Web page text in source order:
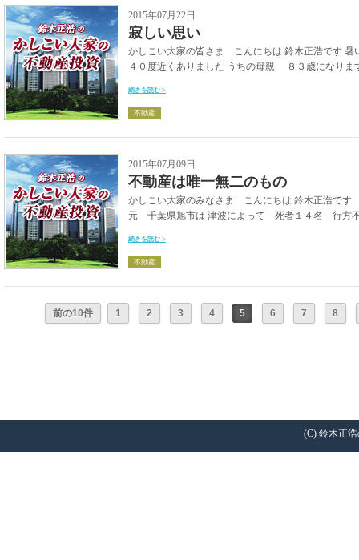
2015年07月22日
寂しい思い
かしこい大家の皆さま こんにちは 鈴木正浩です
４０度近くありました うちの母親 ８３歳にな
続きを読む >
不動産
2015年07月09日
不動産は唯一無二のもの
かしこい大家のみなさま こんにちは 鈴木正浩で
元 千葉県旭市は 津波によって 死者１４名 行方
続きを読む >
不動産
前の10件 1 2 3 4 5 6 7 8
(C) 鈴木正